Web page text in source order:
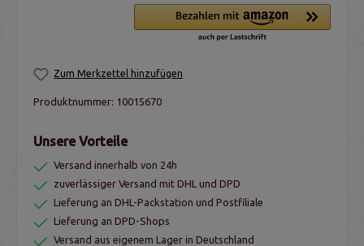
Zum Merkzettel hinzufügen
Produktnummer: 10015670
Unsere Vorteile
Versand innerhalb von 24h
zuverlässiger Versand mit DHL und DPD
Lieferung an DHL-Packstation und Postfiliale
Lieferung an DPD-Shops
Versand aus eigenem Lager in Deutschland